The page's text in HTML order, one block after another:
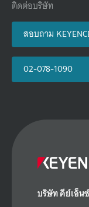
ติดต่อบริษัท
สอบถาม
02-078-1090
บริษัท คีย์เอ็น